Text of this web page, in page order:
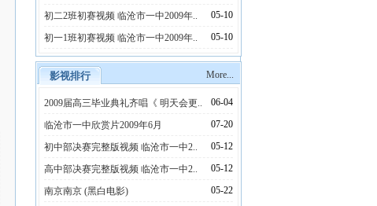
05-10
初二2班初赛视频 临沧市一中2009年..
05-10
初一1班初赛视频 临沧市一中2009年..
影视排行 More...
06-04
2009届高三毕业典礼齐唱《 明天会更..
07-20
临沧市一中欣赏片2009年6月
05-12
初中部决赛完整版视频 临沧市一中2..
05-12
高中部决赛完整版视频 临沧市一中2..
05-22
南京南京 (黑白电影)